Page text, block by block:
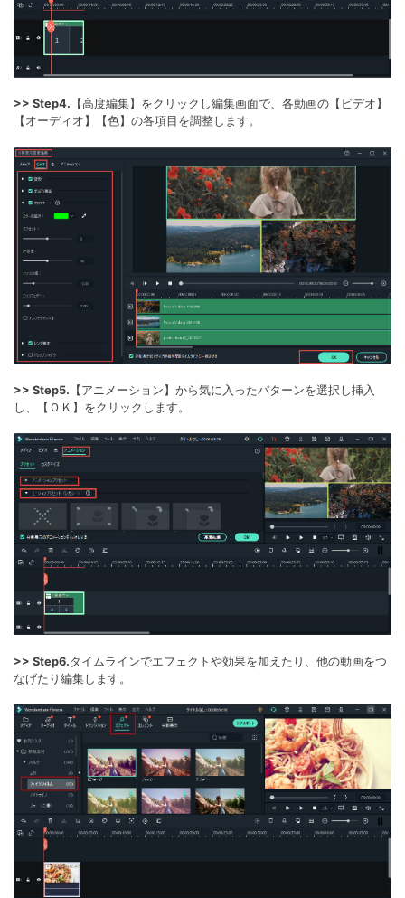
>> Step4. 【高度編集】をクリックし編集画面で、各動画の【ビデオ】
【オーディオ】【色】の各項目を調整します。
>> Step5. 【アニメーション】から気に入ったパターンを選択し挿入
し、【ＯＫ】をクリックします。
>> Step6. タイムラインでエフェクトや効果を加えたり、他の動画をつ
なげたり編集します。